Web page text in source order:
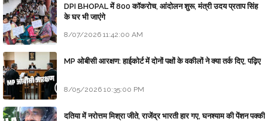
DPI BHOPAL में 800 कॉकरोच, आंदोलन शुरू, मंत्री उदय प्रताप सिंह
के घर भी जाएंगे
8/07/2026 11:42:00 AM
MP ओबीसी आरक्षण: हाईकोर्ट में दोनों पक्षों के वकीलों ने क्या तर्क दिए, पढ़िए
8/05/2026 10:35:00 PM
दतिया में नरोत्तम मिश्रा जीते, राजेंद्र भारती हार गए, घनश्याम की पेंशन पक्की